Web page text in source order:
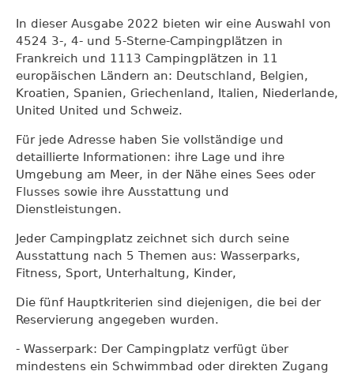
In dieser Ausgabe 2022 bieten wir eine Auswahl von
4524 3-, 4- und 5-Sterne-Campingplätzen in
Frankreich und 1113 Campingplätzen in 11
europäischen Ländern an: Deutschland, Belgien,
Kroatien, Spanien, Griechenland, Italien, Niederlande,
United United und Schweiz.
Für jede Adresse haben Sie vollständige und
detaillierte Informationen: ihre Lage und ihre
Umgebung am Meer, in der Nähe eines Sees oder
Flusses sowie ihre Ausstattung und
Dienstleistungen.
Jeder Campingplatz zeichnet sich durch seine
Ausstattung nach 5 Themen aus: Wasserparks,
Fitness, Sport, Unterhaltung, Kinder,
Die fünf Hauptkriterien sind diejenigen, die bei der
Reservierung angegeben wurden.
- Wasserpark: Der Campingplatz verfügt über
mindestens ein Schwimmbad oder direkten Zugang